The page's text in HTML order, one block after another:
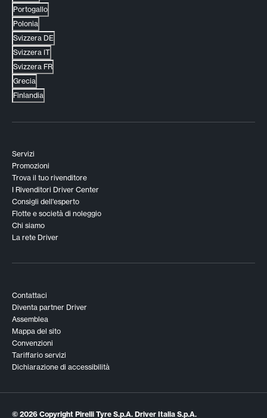
Portogallo
Polonia
Svizzera DE
Svizzera IT
Svizzera FR
Grecia
Finlandia
Servizi
Promozioni
Trova il tuo rivenditore
I Rivenditori Driver Center
Consigli dell'esperto
Flotte e società di noleggio
Chi siamo
La rete Driver
Contattaci
Diventa partner Driver
Assemblea
Mappa del sito
Convenzioni
Tariffario servizi
Dichiarazione di accessibilità
© 2026 Copyright Pirelli Tyre S.p.A. Driver Italia S.p.A.